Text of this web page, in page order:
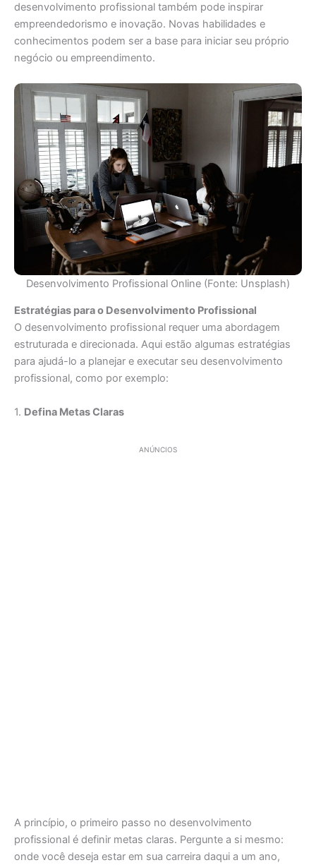
desenvolvimento profissional também pode inspirar
empreendedorismo e inovação. Novas habilidades e
conhecimentos podem ser a base para iniciar seu próprio
negócio ou empreendimento.
Desenvolvimento Profissional Online (Fonte: Unsplash)
Estratégias para o Desenvolvimento Profissional
O desenvolvimento profissional requer uma abordagem
estruturada e direcionada. Aqui estão algumas estratégias
para ajudá-lo a planejar e executar seu desenvolvimento
profissional, como por exemplo:
1. Defina Metas Claras
ANÚNCIOS
A princípio, o primeiro passo no desenvolvimento
profissional é definir metas claras. Pergunte a si mesmo:
onde você deseja estar em sua carreira daqui a um ano,